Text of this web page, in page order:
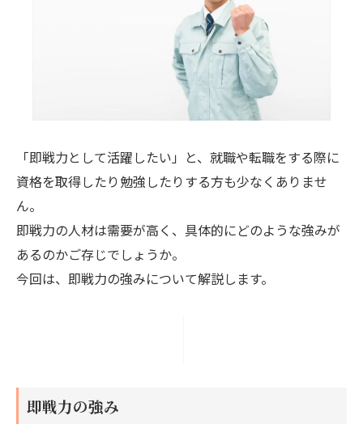
「即戦力として活躍したい」と、就職や転職をする際に
資格を取得したり勉強したりする方も少なくありませ
ん。
即戦力の人材は需要が高く、具体的にどのような強みが
あるのかご存じでしょうか。
今回は、即戦力の強みについて解説します。
即戦力の強み